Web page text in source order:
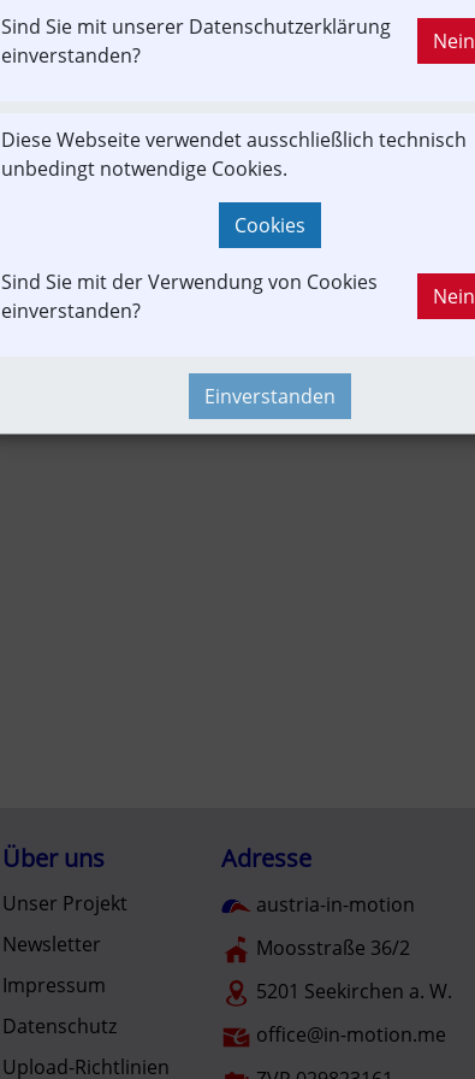
SOLD OUT
In-Motion
Leserbrief
Newslink
Über uns
Unser Projekt
Newsletter
Impressum
Datenschutz
Upload-Richtlinien
Adresse
austria-in-motion
Moosstraße 36/2
5201 Seekirchen a. W.
office@in-motion.me
Sind Sie mit unserer Datenschutzerklärung
einverstanden?
Nein
Diese Webseite verwendet ausschließlich technisch
unbedingt notwendige Cookies.
Cookies
Sind Sie mit der Verwendung von Cookies
einverstanden?
Nein
Einverstanden